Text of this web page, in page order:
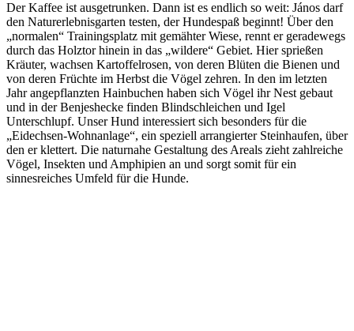
Der Kaffee ist ausgetrunken. Dann ist es endlich so weit: János darf
den Naturerlebnisgarten testen, der Hundespaß beginnt! Über den
„normalen“ Trainingsplatz mit gemähter Wiese, rennt er geradewegs
durch das Holztor hinein in das „wildere“ Gebiet. Hier sprießen
Kräuter, wachsen Kartoffelrosen, von deren Blüten die Bienen und
von deren Früchte im Herbst die Vögel zehren. In den im letzten
Jahr angepflanzten Hainbuchen haben sich Vögel ihr Nest gebaut
und in der Benjeshecke finden Blindschleichen und Igel
Unterschlupf. Unser Hund interessiert sich besonders für die
„Eidechsen-Wohnanlage“, ein speziell arrangierter Steinhaufen, über
den er klettert. Die naturnahe Gestaltung des Areals zieht zahlreiche
Vögel, Insekten und Amphipien an und sorgt somit für ein
sinnesreiches Umfeld für die Hunde.